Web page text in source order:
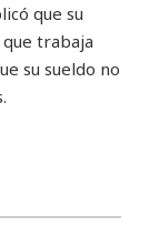
que su
trabaja
su sueldo no